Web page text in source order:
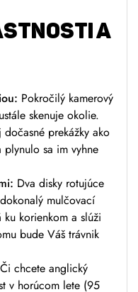
A
Pokročilý kamerový
skenuje okolie.
prekážky ako
sa im vyhne
Dva disky rotujúce
mulčovací
ku korienkom a slúži
bude Váš trávnik
Či chcete anglický
v horúcom lete (95